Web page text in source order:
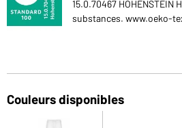
15.0.70467 HOHENSTEIN
substances. www.oeko-
Couleurs disponibles